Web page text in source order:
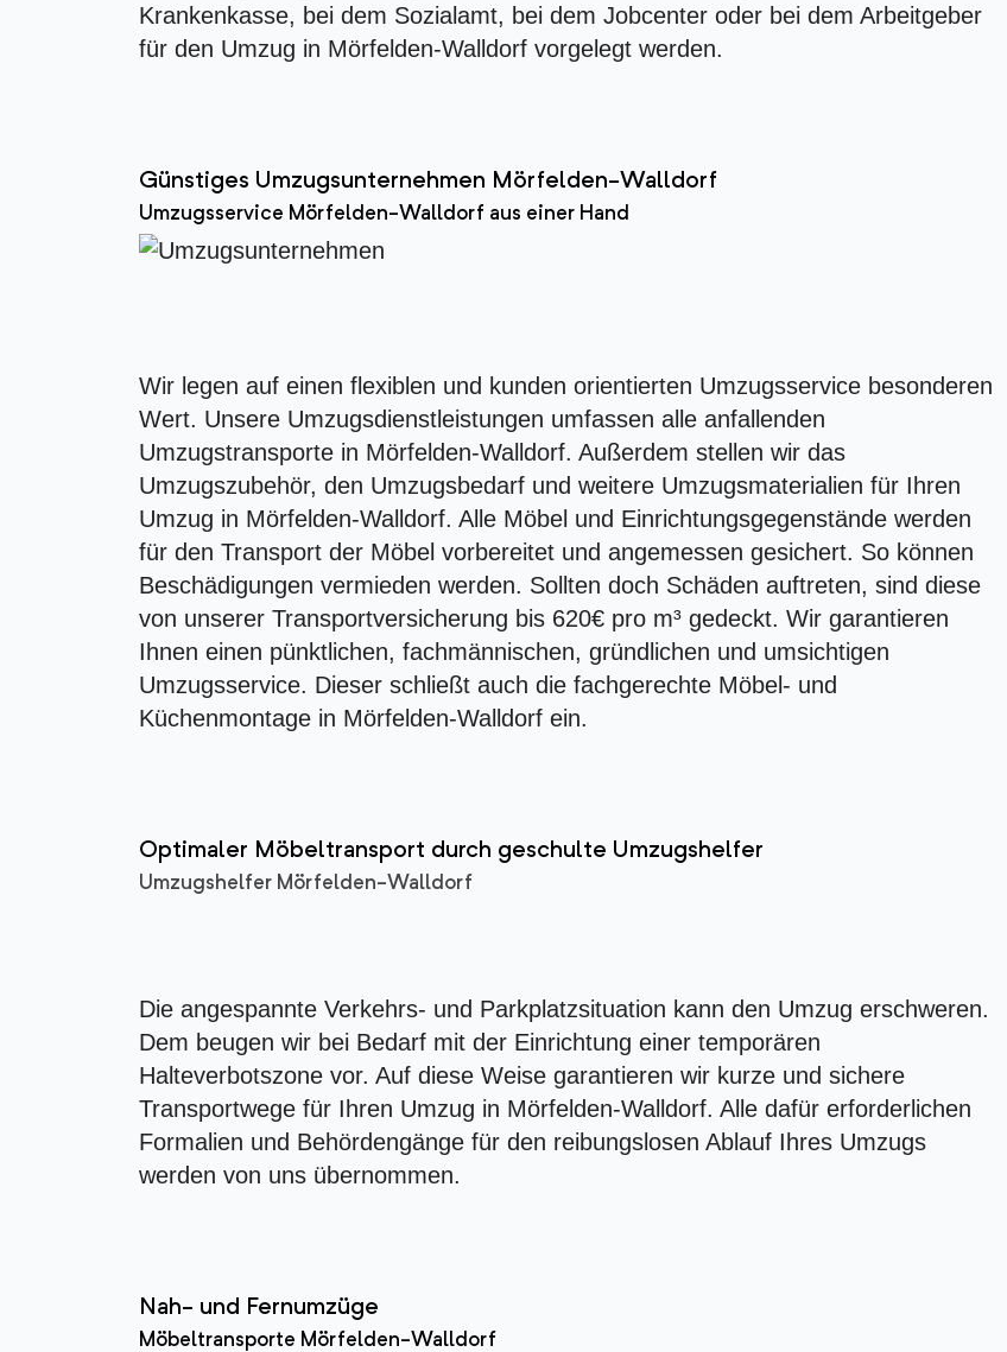
Krankenkasse, bei dem Sozialamt, bei dem Jobcenter oder bei dem Arbeitgeber
für den Umzug in Mörfelden-Walldorf vorgelegt werden.
Günstiges Umzugsunternehmen Mörfelden-Walldorf
Umzugsservice Mörfelden-Walldorf aus einer Hand
Wir legen auf einen flexiblen und kunden orientierten Umzugsservice besonderen
Wert. Unsere Umzugsdienstleistungen umfassen alle anfallenden
Umzugstransporte in Mörfelden-Walldorf. Außerdem stellen wir das
Umzugszubehör, den Umzugsbedarf und weitere Umzugsmaterialien für Ihren
Umzug in Mörfelden-Walldorf. Alle Möbel und Einrichtungsgegenstände werden
für den Transport der Möbel vorbereitet und angemessen gesichert. So können
Beschädigungen vermieden werden. Sollten doch Schäden auftreten, sind diese
von unserer Transportversicherung bis 620€ pro m³ gedeckt. Wir garantieren
Ihnen einen pünktlichen, fachmännischen, gründlichen und umsichtigen
Umzugsservice. Dieser schließt auch die fachgerechte Möbel- und
Küchenmontage in Mörfelden-Walldorf ein.
Optimaler Möbeltransport durch geschulte Umzugshelfer
Umzugshelfer Mörfelden-Walldorf
Die angespannte Verkehrs- und Parkplatzsituation kann den Umzug erschweren.
Dem beugen wir bei Bedarf mit der Einrichtung einer temporären
Halteverbotszone vor. Auf diese Weise garantieren wir kurze und sichere
Transportwege für Ihren Umzug in Mörfelden-Walldorf. Alle dafür erforderlichen
Formalien und Behördengänge für den reibungslosen Ablauf Ihres Umzugs
werden von uns übernommen.
Nah- und Fernumzüge
Möbeltransporte Mörfelden-Walldorf